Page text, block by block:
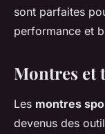
sont parfaites
performance et
Montres et
Les montres
devenus des